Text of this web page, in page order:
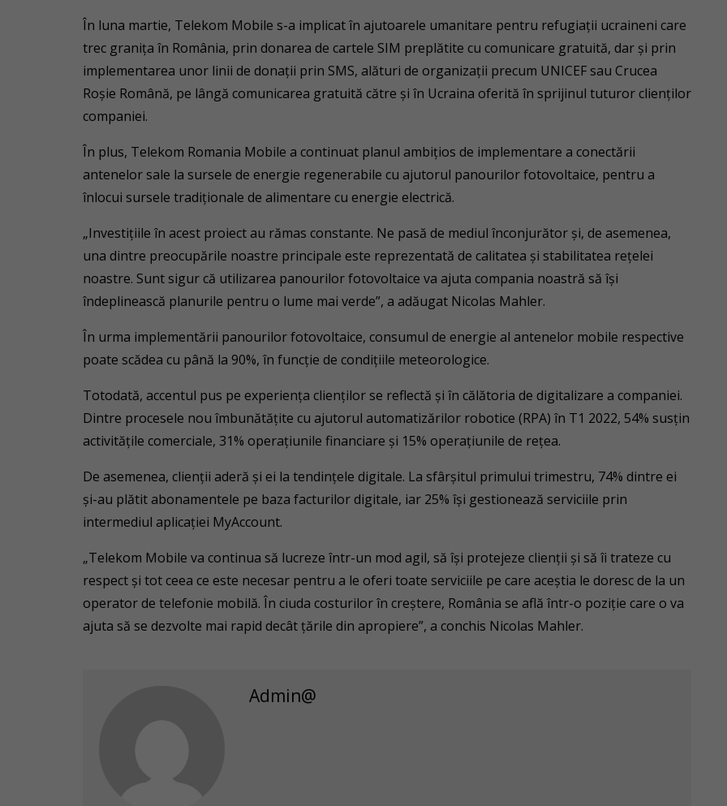
În luna martie, Telekom Mobile s-a implicat în ajutoarele umanitare pentru refugiații ucraineni care
trec granița în România, prin donarea de cartele SIM preplătite cu comunicare gratuită, dar și prin
implementarea unor linii de donații prin SMS, alături de organizații precum UNICEF sau Crucea
Roșie Română, pe lângă comunicarea gratuită către și în Ucraina oferită în sprijinul tuturor clienților
companiei.
În plus, Telekom Romania Mobile a continuat planul ambițios de implementare a conectării
antenelor sale la sursele de energie regenerabile cu ajutorul panourilor fotovoltaice, pentru a
înlocui sursele tradiționale de alimentare cu energie electrică.
„Investițiile în acest proiect au rămas constante. Ne pasă de mediul înconjurător și, de asemenea,
una dintre preocupările noastre principale este reprezentată de calitatea și stabilitatea rețelei
noastre. Sunt sigur că utilizarea panourilor fotovoltaice va ajuta compania noastră să își
îndeplinească planurile pentru o lume mai verde”, a adăugat Nicolas Mahler.
În urma implementării panourilor fotovoltaice, consumul de energie al antenelor mobile respective
poate scădea cu până la 90%, în funcție de condițiile meteorologice.
Totodată, accentul pus pe experiența clienților se reflectă și în călătoria de digitalizare a companiei.
Dintre procesele nou îmbunătățite cu ajutorul automatizărilor robotice (RPA) în T1 2022, 54% susțin
activitățile comerciale, 31% operațiunile financiare și 15% operațiunile de rețea.
De asemenea, clienții aderă și ei la tendințele digitale. La sfârșitul primului trimestru, 74% dintre ei
și-au plătit abonamentele pe baza facturilor digitale, iar 25% își gestionează serviciile prin
intermediul aplicației MyAccount.
„Telekom Mobile va continua să lucreze într-un mod agil, să își protejeze clienții și să îi trateze cu
respect și tot ceea ce este necesar pentru a le oferi toate serviciile pe care aceștia le doresc de la un
operator de telefonie mobilă. În ciuda costurilor în creștere, România se află într-o poziție care o va
ajuta să se dezvolte mai rapid decât țările din apropiere”, a conchis Nicolas Mahler.
Admin@